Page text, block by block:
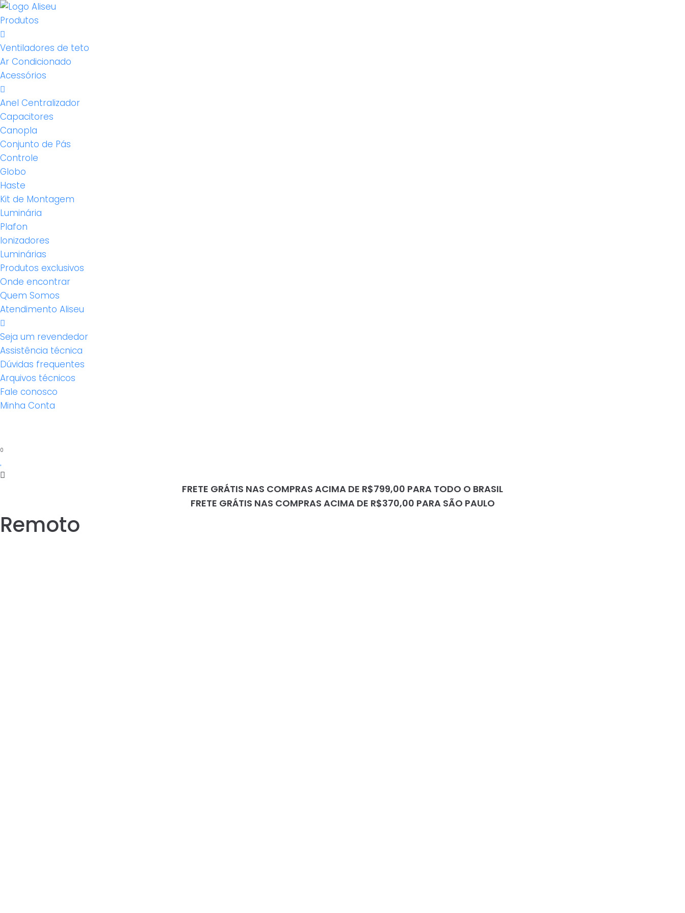
Produtos
Ventiladores de teto
Ar Condicionado
Acessórios
Anel Centralizador
Capacitores
Canopla
Conjunto de Pás
Controle
Globo
Haste
Kit de Montagem
Luminária
Plafon
Ionizadores
Luminárias
Produtos exclusivos
Onde encontrar
Quem Somos
Atendimento Aliseu
Seja um revendedor
Assistência técnica
Dúvidas frequentes
Arquivos técnicos
Fale conosco
Minha Conta
0
FRETE GRÁTIS NAS COMPRAS ACIMA DE R$799,00 PARA TODO O BRASIL
FRETE GRÁTIS NAS COMPRAS ACIMA DE R$370,00 PARA SÃO PAULO
Remoto